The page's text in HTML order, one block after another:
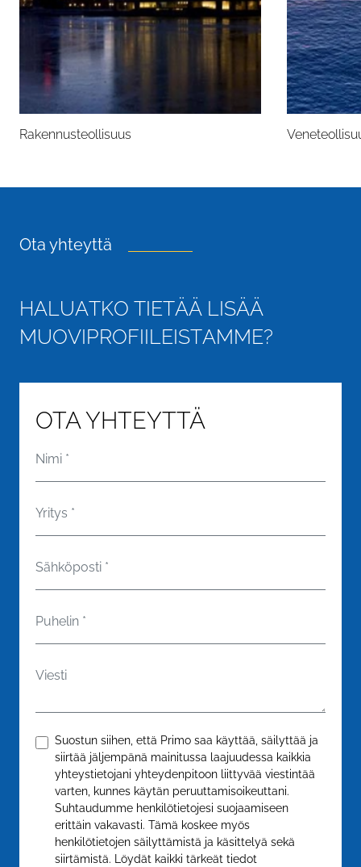
Rakennusteollisuus
Ota yhteyttä
HALUATKO TIETÄÄ LISÄÄ
MUOVIPROFIILEISTAMME?
OTA YHTEYTTÄ
Nimi *
Yritys *
Sähköposti *
Puhelin *
Viesti
Suostun siihen, että Primo saa käyttää, säilyttää ja
siirtää jäljempänä mainitussa laajuudessa kaikkia
yhteystietojani yhteydenpitoon liittyvää viestintää
varten, kunnes käytän peruuttamisoikeuttani.
Suhtaudumme henkilötietojesi suojaamiseen
erittäin vakavasti. Tämä koskee myös
henkilötietojen säilyttämistä ja käsittelyä sekä
siirtämistä. Löydät kaikki tärkeät tiedot
Vahvistakaa*